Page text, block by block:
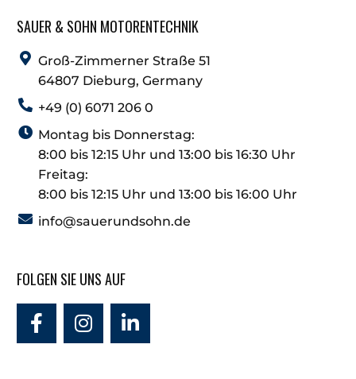
SAUER & SOHN MOTORENTECHNIK
Groß-Zimmerner Straße 51
64807 Dieburg, Germany
+49 (0) 6071 206 0
Montag bis Donnerstag:
8:00 bis 12:15 Uhr und 13:00 bis 16:30 Uhr
Freitag:
8:00 bis 12:15 Uhr und 13:00 bis 16:00 Uhr
info@sauerundsohn.de
FOLGEN SIE UNS AUF